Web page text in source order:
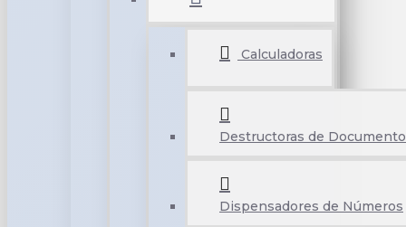
Calculadoras
Destructoras de
Dispensadores de Números